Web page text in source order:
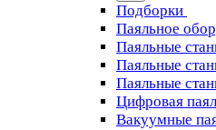
Подборки
Паяльное
Паяльные
Паяльные
Паяльные
Цифровая
Вакуумные